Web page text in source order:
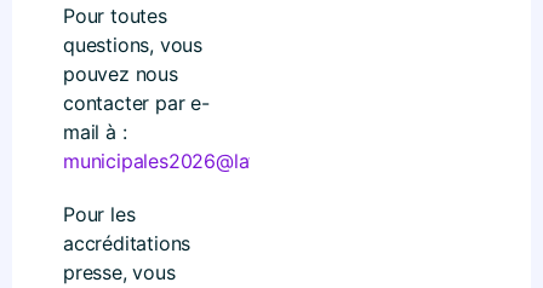
Pour toutes
questions, vous
pouvez nous
contacter par e-
mail à :
municipales2026@lafranceinsoumise.fr
Pour les
accréditations
presse, vous